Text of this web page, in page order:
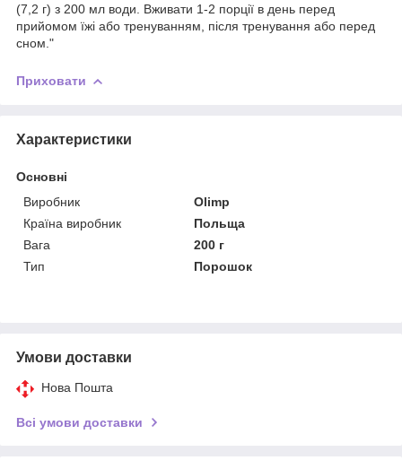
(7,2 г) з 200 мл води. Вживати 1-2 порції в день перед
прийомом їжі або тренуванням, після тренування або перед
сном."
Приховати
Характеристики
Основні
Виробник
Olimp
Країна виробник
Польща
Вага
200 г
Тип
Порошок
Умови доставки
Нова Пошта
Всі умови доставки